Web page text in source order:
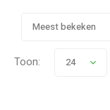
Meest bekeken
Toon: 24